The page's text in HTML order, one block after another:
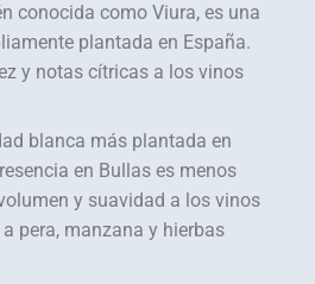
conocida como Viura, es una
plantada en España.
y notas cítricas a los vinos
blanca más plantada en
en Bullas es menos
y suavidad a los vinos
pera, manzana y hierbas